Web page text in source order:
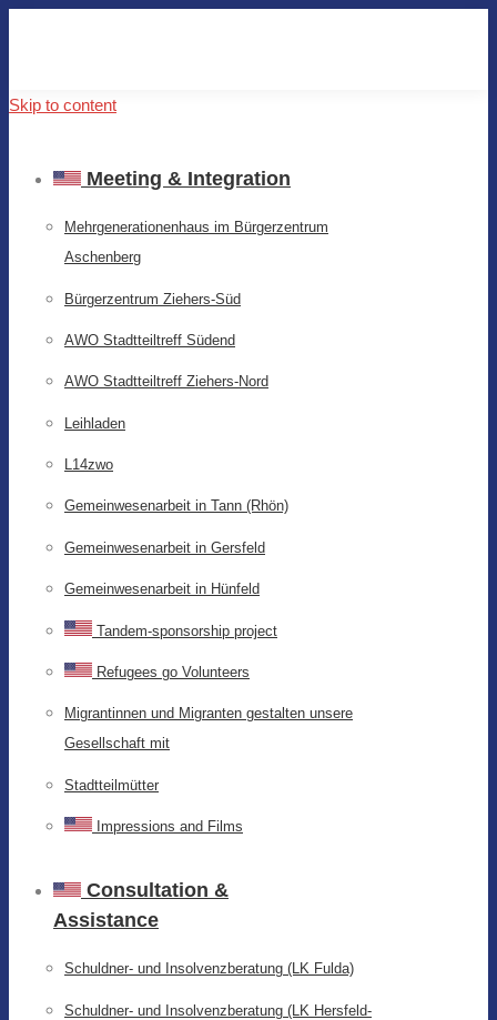
Skip to content
Meeting & Integration
Mehrgenerationenhaus im Bürgerzentrum
Aschenberg
Bürgerzentrum Ziehers-Süd
AWO Stadtteiltreff Südend
AWO Stadtteiltreff Ziehers-Nord
Leihladen
L14zwo
Gemeinwesenarbeit in Tann (Rhön)
Gemeinwesenarbeit in Gersfeld
Gemeinwesenarbeit in Hünfeld
Tandem-sponsorship project
Refugees go Volunteers
Migrantinnen und Migranten gestalten unsere
Gesellschaft mit
Stadtteilmütter
Impressions and Films
Consultation &
Assistance
Schuldner- und Insolvenzberatung (LK Fulda)
Schuldner- und Insolvenzberatung (LK Hersfeld-